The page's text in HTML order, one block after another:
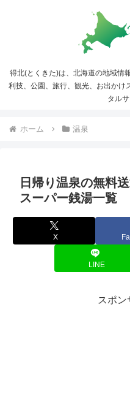
得北(とくきた)は、北海道の地域情
利技、公園、旅行、観光、お出かけ
タルサ
ホーム 温泉
日帰り温泉の無料
スーパー銭湯一覧
X
LINE
スポン